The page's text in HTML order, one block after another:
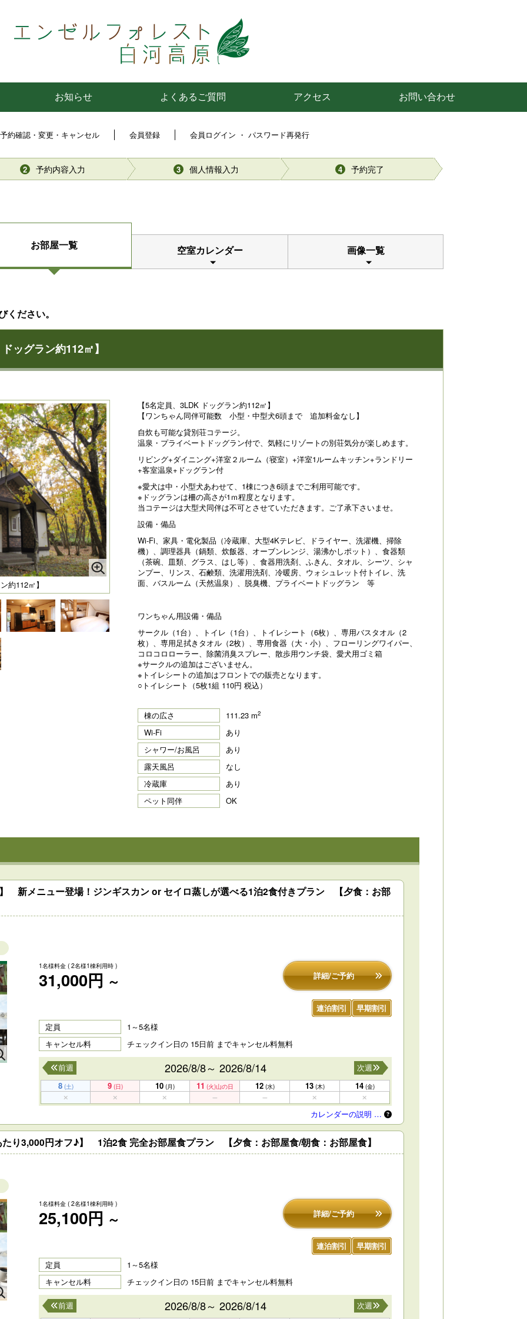
お知らせ よくあるご質問 アクセス お問い合わせ
予約確認・変更・キャンセル 会員登録 会員ログイン ・ パスワード再発行
2 予約内容入力 3 個人情報入力 4 予約完了
お部屋一覧 空室カレンダー 画像一覧
ださい。
ッグラン約112㎡】
約112㎡】
【5名定員、3LDK ドッグラン約112㎡】
【ワンちゃん同伴可能数 小型・中型犬6頭まで 追加料金なし】
自炊も可能な貸別荘コテージ。
温泉・プライベートドッグラン付で、気軽にリゾートの別荘気分が楽しめます。
リビング+ダイニング+洋室２ルーム（寝室）+洋室1ルームキッチン+ランドリー
+客室温泉+ドッグラン付
※愛犬は中・小型犬あわせて、1棟につき6頭までご利用可能です。
※ドッグランは柵の高さが1ｍ程度となります。
当コテージは大型犬同伴は不可とさせていただきます。ご了承下さいませ。
設備・備品
Wi-Fi、家具・電化製品（冷蔵庫、大型4Kテレビ、ドライヤー、洗濯機、掃除
機）、調理器具（鍋類、炊飯器、オーブンレンジ、湯沸かしポット）、食器類
（茶碗、皿類、グラス、はし等）、食器用洗剤、ふきん、タオル、シーツ、シャ
ンプー、リンス、石鹸類、洗濯用洗剤、冷暖房、ウォシュレット付トイレ、洗
面、バスルーム（天然温泉）、脱臭機、プライベートドッグラン 等
ワンちゃん用設備・備品
サークル（1台）、トイレ（1台）、トイレシート（6枚）、専用バスタオル（2
枚）、専用足拭きタオル（2枚）、専用食器（大・小）、フローリングワイパー、
コロコロローラー、除菌消臭スプレー、散歩用ウンチ袋、愛犬用ゴミ箱
※サークルの追加はございません。
※トイレシートの追加はフロントでの販売となります。
○トイレシート（5枚1組 110円 税込）
棟の広さ 111.23 m2
Wi-Fi
あり
シャワー/お風呂
あり
露天風呂
なし
冷蔵庫
あり
ペット同伴
OK
新メニュー登場！ジンギスカン or セイロ蒸しが選べる1泊2食付きプラン 【夕食：お部
1名様料金 ( 2名様1棟利用時 )
31,000円 ～ 詳細/ご予約
連泊割引
早期割引
定員
1～5名様
キャンセル料
チェックイン日の 15日前 までキャンセル料無料
2026/8/8～ 2026/8/14
前週
次週
8 (土) 9 (日) 10 (月) 11 (火)山の日 12 (水) 13 (木) 14 (金)
カレンダーの説明 …
り3,000円オフ♪】 1泊2食 完全お部屋食プラン 【夕食：お部屋食/朝食：お部屋食】
1名様料金 ( 2名様1棟利用時 )
25,100円 ～ 詳細/ご予約
連泊割引
早期割引
定員
1～5名様
キャンセル料
チェックイン日の 15日前 までキャンセル料無料
2026/8/8～ 2026/8/14
前週
次週